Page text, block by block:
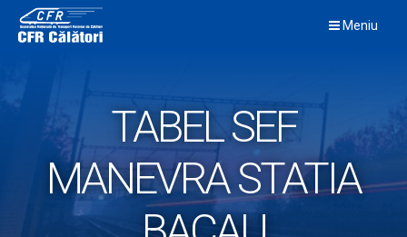
content
Meniu
TABEL SEF
MANEVRA STATIA